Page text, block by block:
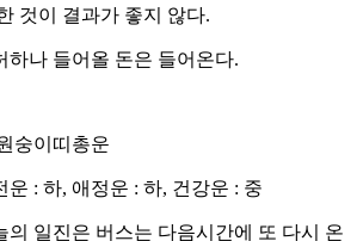
것이 결과가 좋지 않다.
하나 들어올 돈은 들어온다.
숭이띠총운
운 : 하, 애정운 : 하, 건강운 : 중
의 일진은 버스는 다음시간에 또 다시 온